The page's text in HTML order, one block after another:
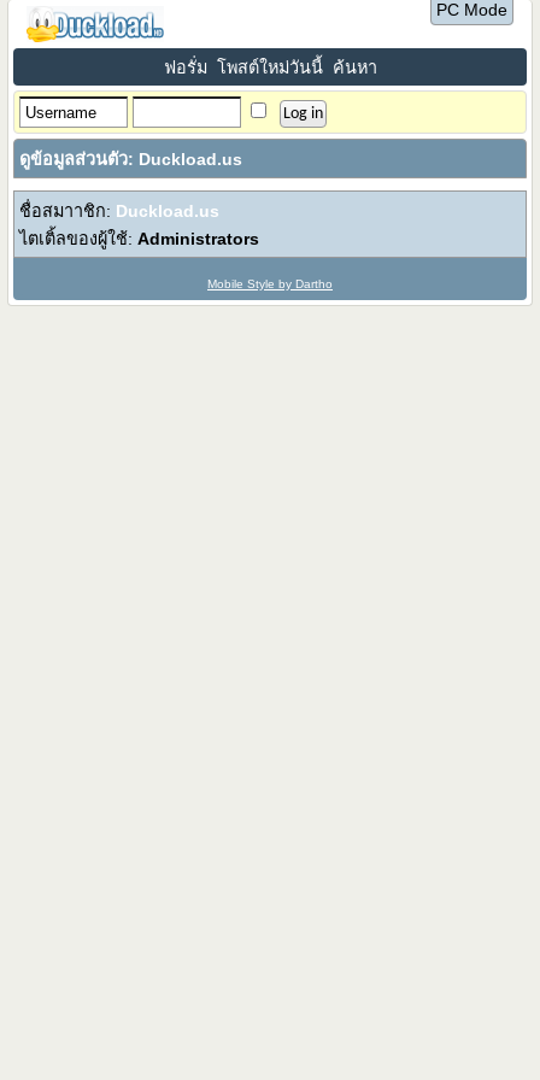
PC Mode
ฟอรั่ม โพสต์ใหม่วันนี้ ค้นหา
ดูข้อมูลส่วนตัว: Duckload.us
ชื่อสมาาชิก: Duckload.us
ไตเติ้ลของผู้ใช้:Administrators
Mobile Style by Dartho